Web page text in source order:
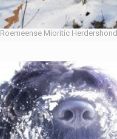
Roemeense Mioritic Herdershond